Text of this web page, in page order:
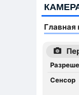
Главная
Сенсор